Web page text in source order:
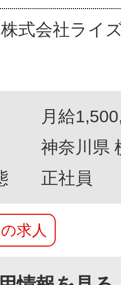
株式会社ライ
月給
神奈川県
正社員
求人